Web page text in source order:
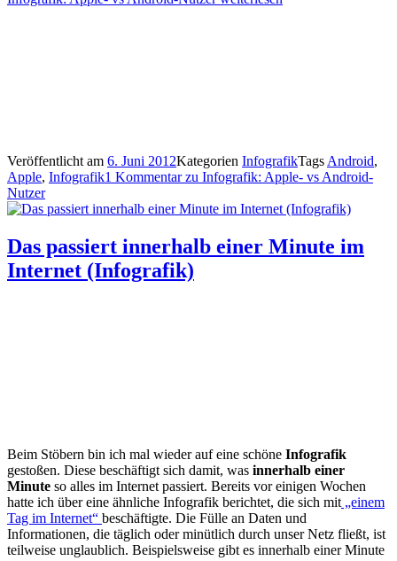
Veröffentlicht am 6. Juni 2012Kategorien InfografikTagsAndroid,
Apple, Infografik1 Kommentarzu Infografik: Apple- vs Android-
Nutzer
Das passiert innerhalb einer Minute im
Internet (Infografik)
Beim Stöbern bin ich mal wieder auf eine schöne Infografik
gestoßen. Diese beschäftigt sich damit, was innerhalb einer
Minute so alles im Internet passiert. Bereits vor einigen Wochen
hatte ich über eine ähnliche Infografik berichtet, die sich mit „einem
Tag im Internet“ beschäftigte. Die Fülle an Daten und
Informationen, die täglich oder minütlich durch unser Netz fließt, ist
teilweise unglaublich. Beispielsweise gibt es innerhalb einer Minute